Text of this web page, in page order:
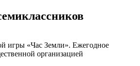
игры «Час Земли». Ежегодное
организацией